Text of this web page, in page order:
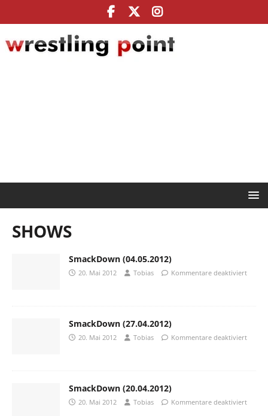
SHOWS
SmackDown (04.05.2012)
20. Mai 2012 Tobias Kommentare deaktiviert
SmackDown (27.04.2012)
20. Mai 2012 Tobias Kommentare deaktiviert
SmackDown (20.04.2012)
20. Mai 2012 Tobias Kommentare deaktiviert